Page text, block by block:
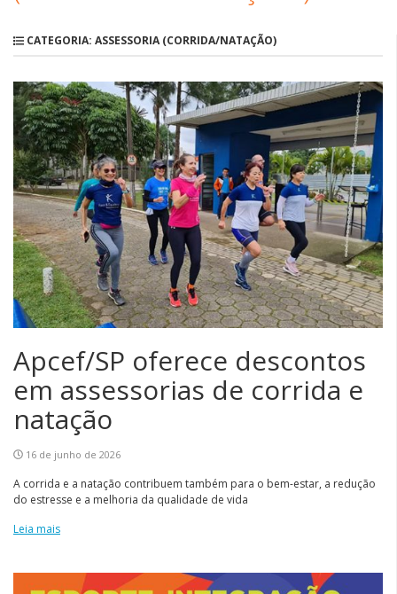
CATEGORIA: ASSESSORIA (CORRIDA/NATAÇÃO)
Apcef/SP oferece descontos
em assessorias de corrida e
natação
16 de junho de 2026
A corrida e a natação contribuem também para o bem-estar, a redução
do estresse e a melhoria da qualidade de vida
Leia mais